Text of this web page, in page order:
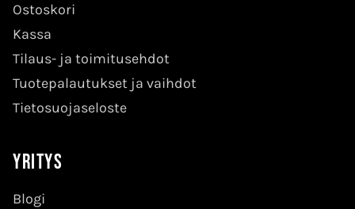
Ostoskori
Kassa
Tilaus- ja toimitusehdot
Tuotepalautukset ja vaihdot
Tietosuojaseloste
Yritys
Blogi